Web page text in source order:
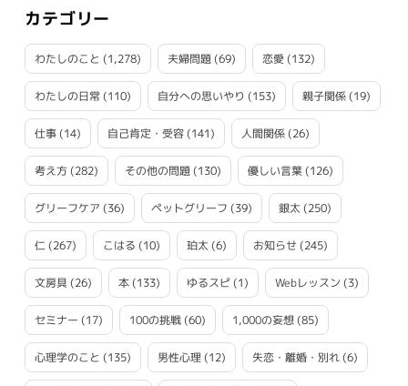
カテゴリー
わたしのこと (1,278) 夫婦問題(69) 恋愛 (132)
わたしの日常(110) 自分への思いやり (153) 親子関係(19)
仕事(14) 自己肯定・受容(141) 人間関係(26)
考え方(282) その他の問題(130) 優しい言葉(126)
グリーフケア (36) ペットグリーフ (39) 銀太 (250)
仁(267) こはる (10) 珀太 (6) お知らせ (245)
文房具(26) 本(133) ゆるスピ(1) Webレッスン (3)
セミナー (17) 100の挑戦(60) 1,000の妄想(85)
心理学のこと (135) 男性心理(12) 失恋・離婚・別れ(6)